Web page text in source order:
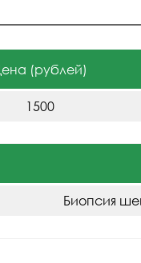
(рублей)
1500
Биопсия